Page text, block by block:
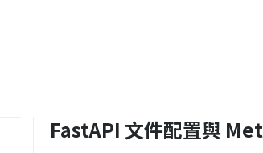
FastAPI 文件配置與